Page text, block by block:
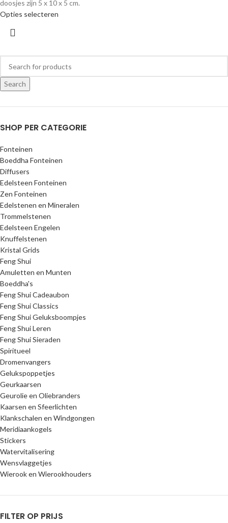
Search
SHOP PER CATEGORIE
Fonteinen
Boeddha Fonteinen
Diffusers
Edelsteen Fonteinen
Zen Fonteinen
Edelstenen en Mineralen
Trommelstenen
Edelsteen Engelen
Knuffelstenen
Kristal Grids
Feng Shui
Amuletten en Munten
Boeddha's
Feng Shui Cadeaubon
Feng Shui Classics
Feng Shui Geluksboompjes
Feng Shui Leren
Feng Shui Sieraden
Spiritueel
Dromenvangers
Gelukspoppetjes
Geurkaarsen
Geurolie en Oliebranders
Kaarsen en Sfeerlichten
Klankschalen en Windgongen
Meridiaankogels
Stickers
Watervitalisering
Wensvlaggetjes
Wierook en Wierookhouders
FILTER OP PRIJS
doosjes zijn 5 x 10 x 5 cm.
Opties selecteren